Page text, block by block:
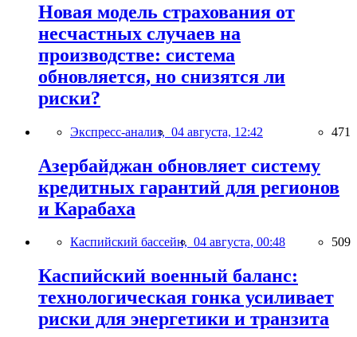
Новая модель страхования от
несчастных случаев на
производстве: система
обновляется, но снизятся ли
риски?
Экспресс-анализ, 04 августа, 12:42 471
Азербайджан обновляет систему
кредитных гарантий для регионов
и Карабаха
Каспийский бассейн, 04 августа, 00:48 509
Каспийский военный баланс:
технологическая гонка усиливает
риски для энергетики и транзита